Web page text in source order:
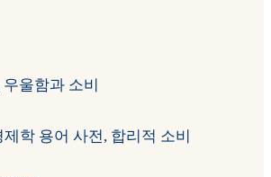
울함과 소비
학 용어 사전, 합리적 소비